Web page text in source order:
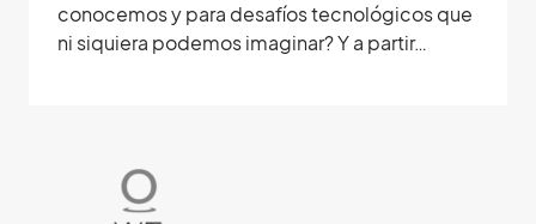
conocemos y para desafíos tecnológicos que
ni siquiera podemos imaginar? Y a partir…